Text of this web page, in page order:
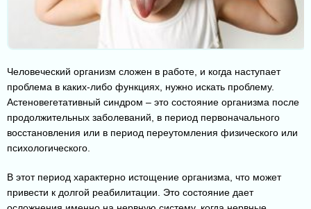
Человеческий организм сложен в работе, и когда наступает
проблема в каких-либо функциях, нужно искать проблему.
Астеновегетативный синдром – это состояние организма после
продолжительных заболеваний, в период первоначального
восстановления или в период переутомления физического или
психологического.
В этот период характерно истощение организма, что может
привести к долгой реабилитации. Это состояние дает